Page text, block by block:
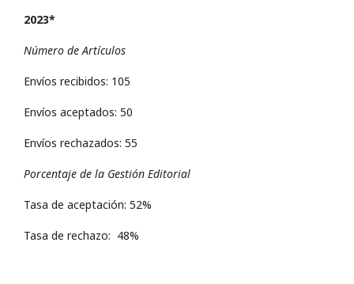
2023*
Número de Artículos
Envíos recibidos: 105
Envíos aceptados: 50
Envíos rechazados: 55
Porcentaje de la Gestión Editorial
Tasa de aceptación: 52%
Tasa de rechazo: 48%